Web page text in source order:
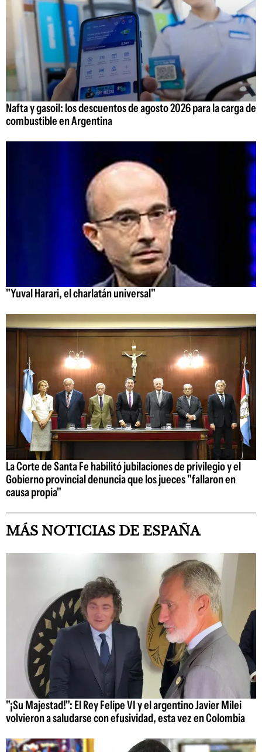
Nafta y gasoil: los descuentos de agosto 2026 para la carga de
combustible en Argentina
"Yuval Harari, el charlatán universal"
La Corte de Santa Fe habilitó jubilaciones de privilegio y el
Gobierno provincial denuncia que los jueces "fallaron en
causa propia"
MÁS NOTICIAS DE ESPAÑA
"¡Su Majestad!": El Rey Felipe VI y el argentino Javier Milei
volvieron a saludarse con efusividad, esta vez en Colombia